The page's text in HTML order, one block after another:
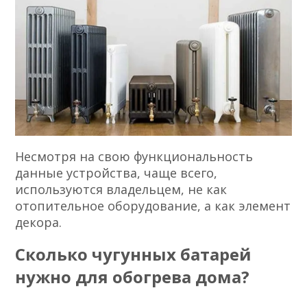
Несмотря на свою функциональность
данные устройства, чаще всего,
используются владельцем, не как
отопительное оборудование, а как элемент
декора.
Сколько чугунных батарей
нужно для обогрева дома?